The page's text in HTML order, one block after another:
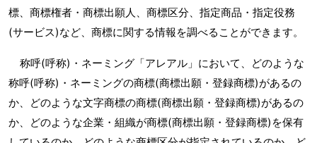
標、商標権者・商標出願人、商標区分、指定商品・指定役務
(サービス)など、商標に関する情報を調べることができます。
称呼(呼称)・ネーミング「アレアル」において、どのような
称呼(呼称)・ネーミングの商標(商標出願・登録商標)があるの
か、どのような文字商標の商標(商標出願・登録商標)があるの
か、どのような企業・組織が商標(商標出願・登録商標)を保有